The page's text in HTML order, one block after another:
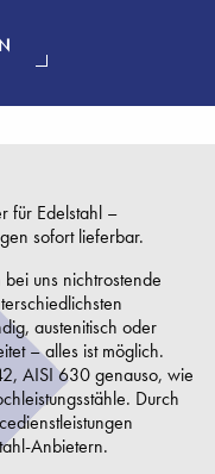
für Edelstahl –
sofort lieferbar.
uns nichtrostende
austenitisch oder
– alles ist möglich.
AISI 630 genauso, wie
. Durch
Anbietern.